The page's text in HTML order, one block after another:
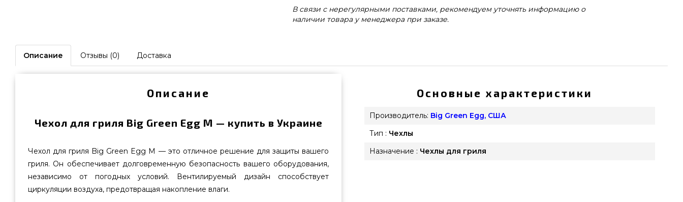
В связи с нерегулярными поставками, рекомендуем уточнять информацию о
наличии товара у менеджера при заказе.
Описание Отзывы (0) Доставка
Описание
Чехол для гриля Big Green Egg M — купить в Украине
Чехол для гриля Big Green Egg M — это отличное решение для защиты вашего
гриля. Он обеспечивает долговременную безопасность вашего оборудования,
независимо от погодных условий. Вентилируемый дизайн способствует
циркуляции воздуха, предотвращая накопление влаги.
Основные характеристики
Производитель: Big Green Egg, США
Тип : Чехлы
Назначение : Чехлы для гриля